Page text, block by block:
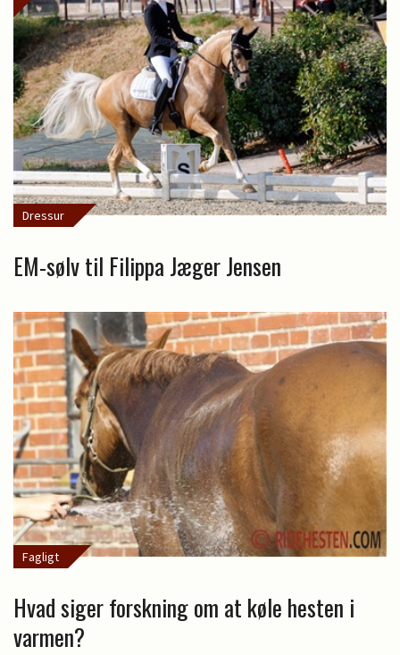
Dressur
EM-sølv til Filippa Jæger Jensen
Fagligt
Hvad siger forskning om at køle hesten i
varmen?